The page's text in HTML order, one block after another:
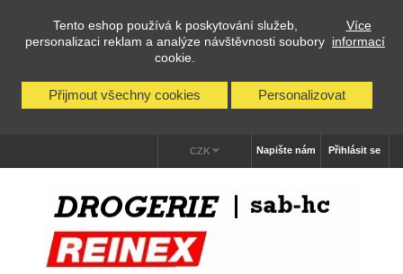
Tento eshop používá k poskytování služeb,
personalizaci reklam a analýze návštěvnosti soubory
cookie.
Více
informací
Přijmout všechny cookies Personalizovat
Přihlásit se
Napište nám
CZK